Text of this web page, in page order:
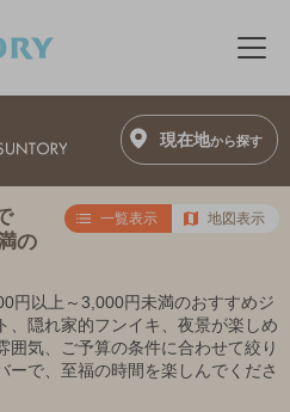
メ
現在地から探す
の
一覧表示 地図表示
円以上～3,000円未満のおすすめジ
、隠れ家的フンイキ、夜景が楽しめ
囲気、ご予算の条件に合わせて絞り
ーで、至福の時間を楽しんでくださ